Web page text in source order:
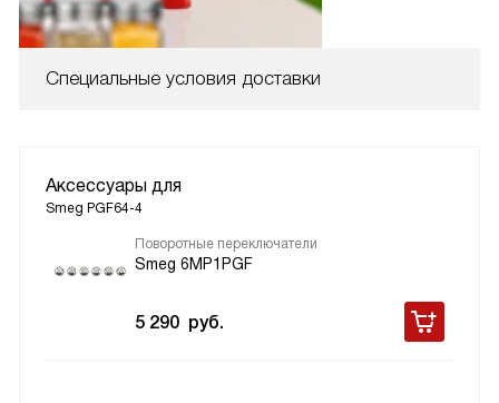
Специальные условия доставки
Аксессуары для
Smeg PGF64-4
Поворотные переключатели
Smeg 6MP1PGF
5 290 руб.